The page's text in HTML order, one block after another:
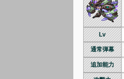
Lv
通常弾幕
追加能力